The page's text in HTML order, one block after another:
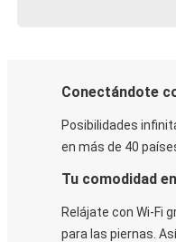
Conectándote
Posibilidades
en más de 40
Tu comodidad
Relájate con Wi-Fi
para las piernas.